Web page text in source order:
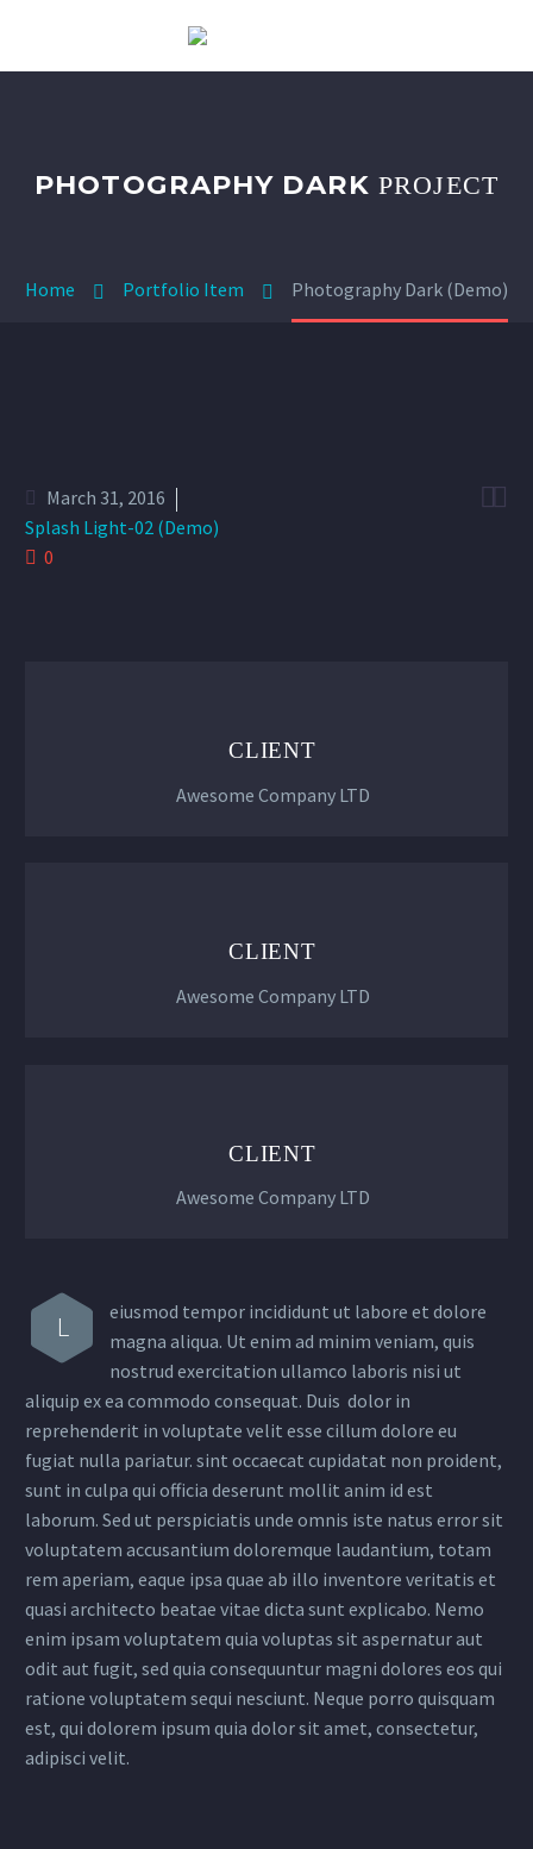
PHOTOGRAPHY DARKPROJECT
Home Portfolio Item Photography Dark (Demo)

March 31, 2016
Splash Light-02 (Demo)
0
CLIENT
Awesome Company LTD
CLIENT
Awesome Company LTD
CLIENT
Awesome Company LTD
L
eiusmod tempor incididunt ut labore et dolore
magna aliqua. Ut enim ad minim veniam, quis
nostrud exercitation ullamco laboris nisi ut
aliquip ex ea commodo consequat. Duis dolor in
reprehenderit in voluptate velit esse cillum dolore eu
fugiat nulla pariatur. sint occaecat cupidatat non proident,
sunt in culpa qui officia deserunt mollit anim id est
laborum. Sed ut perspiciatis unde omnis iste natus error sit
voluptatem accusantium doloremque laudantium, totam
rem aperiam, eaque ipsa quae ab illo inventore veritatis et
quasi architecto beatae vitae dicta sunt explicabo. Nemo
enim ipsam voluptatem quia voluptas sit aspernatur aut
odit aut fugit, sed quia consequuntur magni dolores eos qui
ratione voluptatem sequi nesciunt. Neque porro quisquam
est, qui dolorem ipsum quia dolor sit amet, consectetur,
adipisci velit.